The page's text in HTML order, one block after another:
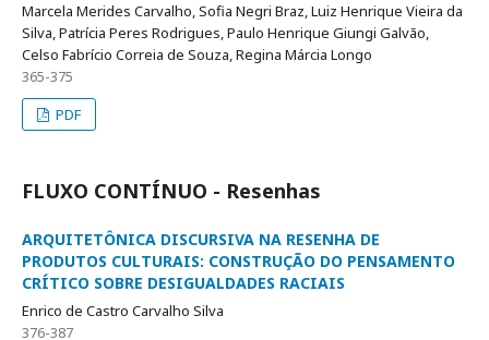
Marcela Merides Carvalho, Sofia Negri Braz, Luiz Henrique Vieira da
Silva, Patrícia Peres Rodrigues, Paulo Henrique Giungi Galvão,
Celso Fabrício Correia de Souza, Regina Márcia Longo
365-375
PDF
FLUXO CONTÍNUO - Resenhas
ARQUITETÔNICA DISCURSIVA NA RESENHA DE
PRODUTOS CULTURAIS: CONSTRUÇÃO DO PENSAMENTO
CRÍTICO SOBRE DESIGUALDADES RACIAIS
Enrico de Castro Carvalho Silva
376-387